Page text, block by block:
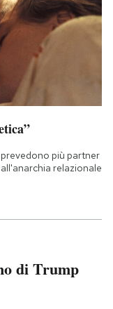
più partner
relazionale
di Trump